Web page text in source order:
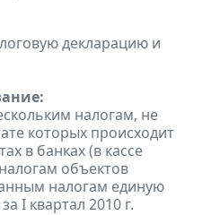
декларацию и
налогам, не
которых происходит
в банках (в кассе
объектов
налогам единую
I квартал 2010 г.